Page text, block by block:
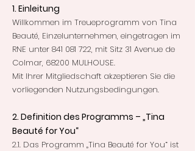
1. Einleitung
Willkommen im Treueprogramm von Tina
Beauté, Einzelunternehmen, eingetragen im
RNE unter 841 081 722, mit Sitz 31 Avenue de
Colmar, 68200 MULHOUSE.
Mit Ihrer Mitgliedschaft akzeptieren Sie die
vorliegenden Nutzungsbedingungen.
2. Definition des Programms – „Tina
Beauté for You“
2.1. Das Programm „Tina Beauté for You“ ist